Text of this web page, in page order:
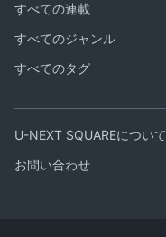
すべての連載
すべてのジャンル
すべてのタグ
U-NEXT SQUAREについて
お問い合わせ